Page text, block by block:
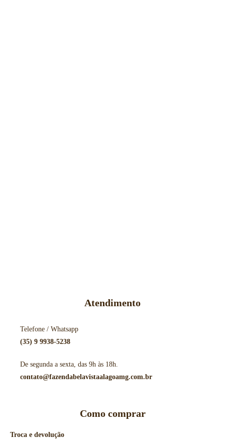
Atendimento
Telefone / Whatsapp
(35) 9 9938-5238
De segunda a sexta, das 9h às 18h.
contato@fazendabelavistaalagoamg.com.br
Como comprar
Troca e devolução